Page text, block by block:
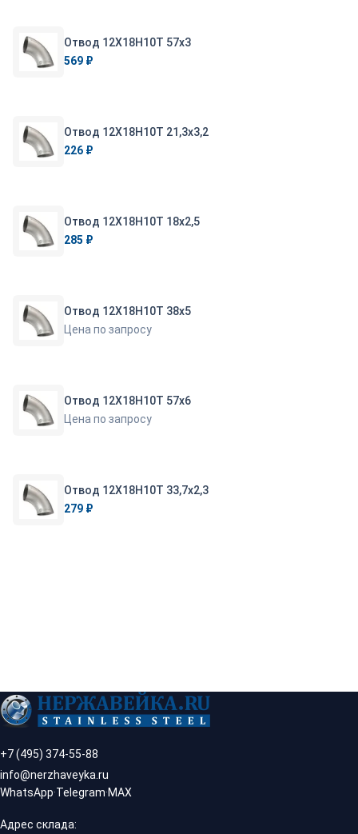
Отвод 12Х18Н10Т 57х3
569 ₽
Отвод 12Х18Н10Т 21,3х3,2
226 ₽
Отвод 12Х18Н10Т 18х2,5
285 ₽
Отвод 12Х18Н10Т 38х5
Цена по запросу
Отвод 12Х18Н10Т 57х6
Цена по запросу
Отвод 12Х18Н10Т 33,7х2,3
279 ₽
+7 (495) 374-55-88
info@nerzhaveyka.ru
WhatsApp·Telegram·MAX
Адрес склада: